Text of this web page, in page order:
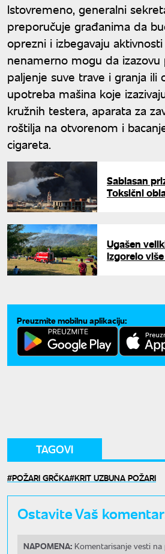
Istovremeno, generalni
preporučuje građanima da
oprezni i izbegavaju
nenamerno mogu da
paljenje suve trave i granja ili
upotreba mašina koje
kružnih testera, aparata za
roštilja na otvorenom i
cigareta.
Sablasan
Toksični
Ugašen
Izgorelo
Preuzmite mobilnu aplikaciju:
TAGOVI
POŽARI GRČKA KRIT UZBUNA POŽARI
Ostavite Vaš
NAPOMENA: Komentarisanje vesti na